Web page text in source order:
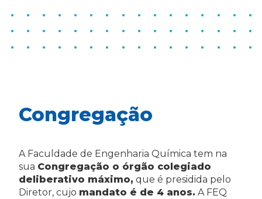
Congregação
A Faculdade de Engenharia Química tem na
sua Congregação o órgão colegiado
deliberativo máximo, que é presidida pelo
Diretor, cujo mandato é de 4 anos. A FEQ